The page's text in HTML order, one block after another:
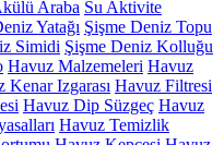
Araba Su Aktivite
Yatağı Şişme Deniz Topu
Simidi Şişme Deniz Kolluğu
Havuz Malzemeleri Havuz
Kenar Izgarası Havuz Filtresi
Havuz Dip Süzgeç Havuz
Havuz Temizlik